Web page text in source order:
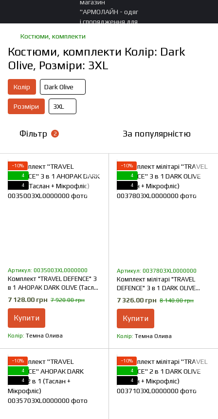
Костюми, комплекти
Костюми, комплекти Колір: Dark
Olive, Розміри: 3XL
Колір Dark Olive
Розміри 3XL
Фільтр 2 За популярністю
−10%
4
4
Артикул: 0035003XL0000000
Комплект "TRAVEL DEFENCE" 3
в 1 АНОРАК DARK OLIVE (Таслан
+ Мікрофліс)
7 128.00 грн 7 920.00 грн
Купити
Колір Темна Олива
−10%
4
4
Артикул: 0037803XL0000000
Комплект мілітарі "TRAVEL
DEFENCE" 3 в 1 DARK OLIVE
(Таслан + Мікрофліс)
7 326.00 грн 8 140.00 грн
Купити
Колір Темна Олива
−10%
4
4
−10%
4
4